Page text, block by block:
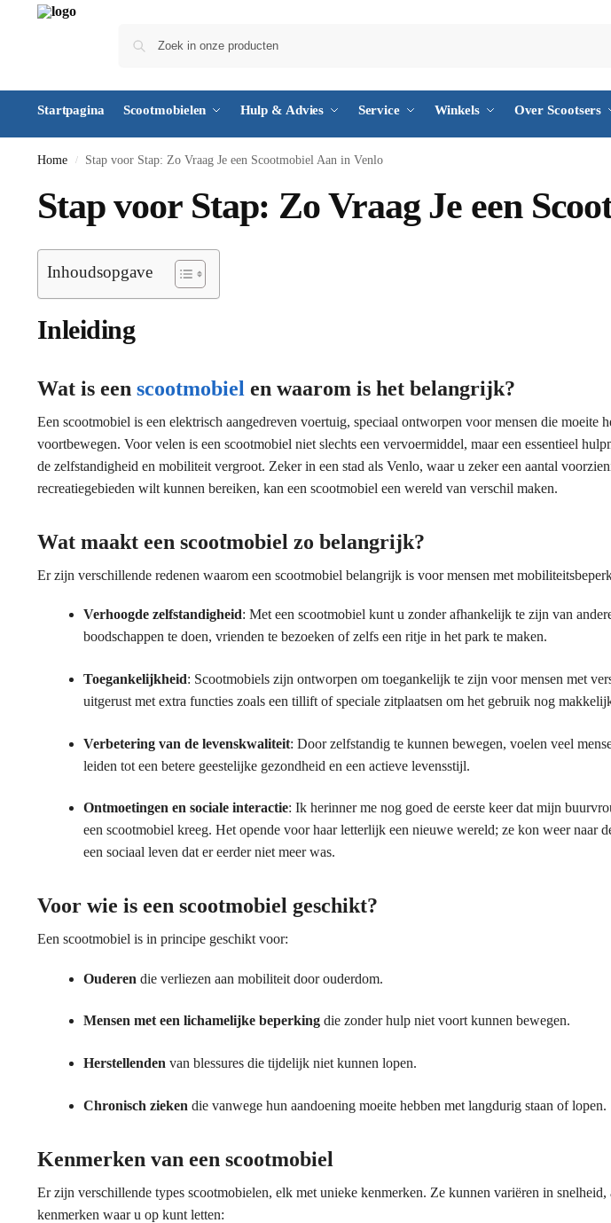
Startpagina Scootmobielen Hulp & Advies Service Winkels Over Scootsers
Home / Stap voor Stap: Zo Vraag Je een Scootmobiel Aan in Venlo
Stap voor Stap: Zo Vraag Je een
Inhoudsopgave
Inleiding
Wat is een scootmobiel en waarom is het belangrijk?
Een scootmobiel is een elektrisch aangedreven voertuig, speciaal ontworpen voor mensen die moeite
voortbewegen. Voor velen is een scootmobiel niet slechts een vervoermiddel, maar een essentieel
de zelfstandigheid en mobiliteit vergroot. Zeker in een stad als Venlo, waar u zeker een aantal
recreatiegebieden wilt kunnen bereiken, kan een scootmobiel een wereld van verschil maken.
Wat maakt een scootmobiel zo belangrijk?
Er zijn verschillende redenen waarom een scootmobiel belangrijk is voor mensen met
Verhoogde zelfstandigheid: Met een scootmobiel kunt u zonder afhankelijk te zijn van
boodschappen te doen, vrienden te bezoeken of zelfs een ritje in het park te maken.
Toegankelijkheid: Scootmobiels zijn ontworpen om toegankelijk te zijn voor mensen met
uitgerust met extra functies zoals een tillift of speciale zitplaatsen om het gebruik nog
Verbetering van de levenskwaliteit: Door zelfstandig te kunnen bewegen, voelen veel
leiden tot een betere geestelijke gezondheid en een actieve levensstijl.
Ontmoetingen en sociale interactie: Ik herinner me nog goed de eerste keer dat mijn
een scootmobiel kreeg. Het opende voor haar letterlijk een nieuwe wereld; ze kon weer naar
een sociaal leven dat er eerder niet meer was.
Voor wie is een scootmobiel geschikt?
Een scootmobiel is in principe geschikt voor:
Ouderen die verliezen aan mobiliteit door ouderdom.
Mensen met een lichamelijke beperkingdie zonder hulp niet voort kunnen bewegen.
Herstellenden van blessures die tijdelijk niet kunnen lopen.
Chronisch zieken die vanwege hun aandoening moeite hebben met langdurig staan of lopen.
Kenmerken van een scootmobiel
Er zijn verschillende types scootmobielen, elk met unieke kenmerken. Ze kunnen variëren in
kenmerken waar u op kunt letten: